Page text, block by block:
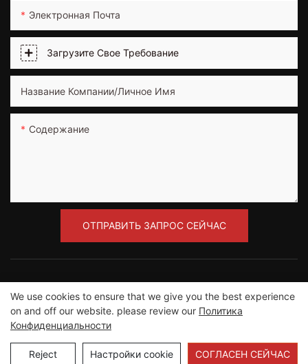
Электронная Почта
Загрузите Свое Требование
Название Компании/Личное Имя
Содержание
ОТПРАВИТЬ ЗАПРОС СЕЙЧАС
Авторское право © 2012-2023 Компания
Guangzhou Road Sunshine Sports Wear co., Ltd. |
Карта сайта
We use cookies to ensure that we give you the best experience
on and off our website. please review our Политика
Конфиденциальности
Reject Настройки cookie СОГЛАСЕН СЕЙЧАС